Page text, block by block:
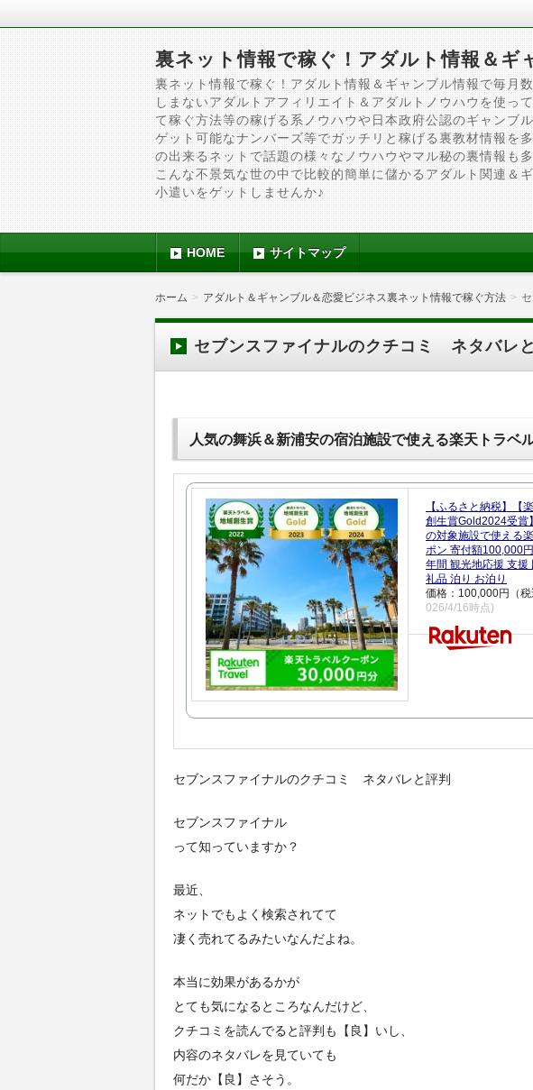
裏ネット情報で稼ぐ！アダルト情報＆ギ
裏ネット情報で稼ぐ！アダルト情報＆ギャンブル情報で毎月
しまないアダルトアフィリエイト＆アダルトノウハウを使っ
て稼ぐ方法等の稼げる系ノウハウや日本政府公認のギャンブ
ゲット可能なナンバーズ等でガッチリと稼げる裏教材情報を
の出来るネットで話題の様々なノウハウやマル秘の裏情報も
こんな不景気な世の中で比較的簡単に儲かるアダルト関連＆
小遣いをゲットしませんか♪
HOME サイトマップ
ホーム アダルト＆ギャンブル＆恋愛ビジネス裏ネット情報で稼ぐ方法
セブンスファイナルのクチコミ ネタバレ
人気の舞浜＆新浦安の宿泊施設で使える楽天トラベ
【ふるさと納税】【
創生賞Gold2024受賞
の対象施設で使える
ポン 寄付額100,000
年間 観光地応援 支援
礼品 泊り お泊り
価格：100,000円（
026/4/16時点)
セブンスファイナルのクチコミ ネタバレと評判
セブンスファイナル
って知っていますか？
最近、
ネットでもよく検索されてて
凄く売れてるみたいなんだよね。
本当に効果があるかが
とても気になるところなんだけど、
クチコミを読んでると評判も【良】いし、
内容のネタバレを見ていても
何だか【良】さそう。